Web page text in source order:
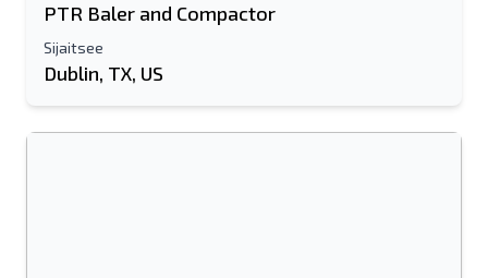
PTR Baler and Compactor
Sijaitsee
Dublin, TX, US